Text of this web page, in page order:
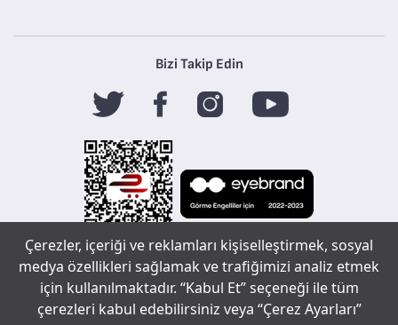
Çerezler, içeriği ve reklamları kişiselleştirmek, sosyal
medya özellikleri sağlamak ve trafiğimizi analiz etmek
için kullanılmaktadır. “Kabul Et” seçeneği ile tüm
çerezleri kabul edebilirsiniz veya “Çerez Ayarları”
Bizi Takip Edin
Copyright ©
Tefal